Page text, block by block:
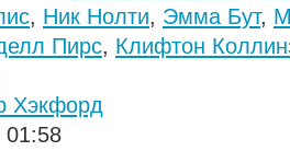
, Ник Нолти, Эмма Бут,
Пирс, Клифтон
Хэкфорд
01:58